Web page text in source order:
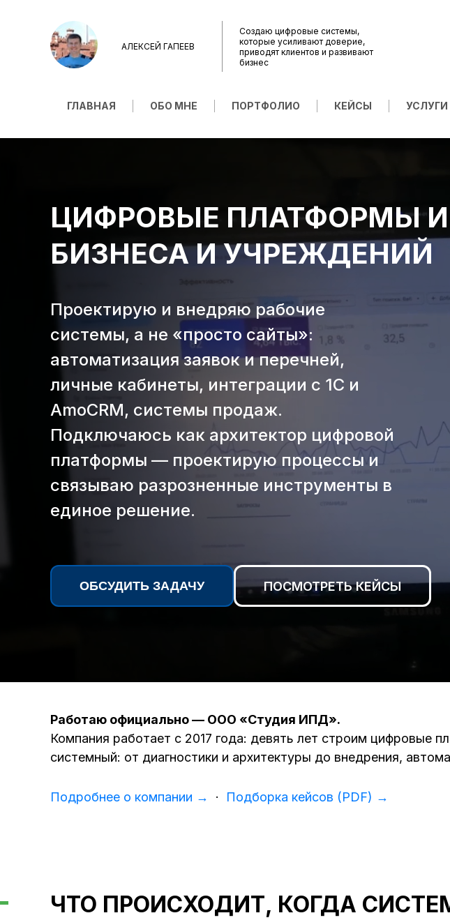
АЛЕКСЕЙ ГАПЕЕВ
Создаю цифровые системы,
которые усиливают доверие,
приводят клиентов и развивают
бизнес
ГЛАВНАЯ ОБО МНЕ ПОРТФОЛИО КЕЙСЫ УСЛУГИ
ЦИФРОВЫЕ ПЛАТФОРМЫ
БИЗНЕСА И УЧРЕЖДЕНИЙ
Проектирую и внедряю рабочие
системы, а не «просто сайты»:
автоматизация заявок и перечней,
личные кабинеты, интеграции с 1С и
AmoCRM, системы продаж.
Подключаюсь как архитектор цифровой
платформы — проектирую процессы и
связываю разрозненные инструменты в
единое решение.
ОБСУДИТЬ ЗАДАЧУ ПОСМОТРЕТЬ КЕЙСЫ
Работаю официально — ООО «Студия ИПД».
Компания работает с 2017 года: девять лет строим
системный: от диагностики и архитектуры до внедрения,
Подробнее о компании → · Подборка кейсов (PDF) →
ЧТО ПРОИСХОДИТ, КОГДА